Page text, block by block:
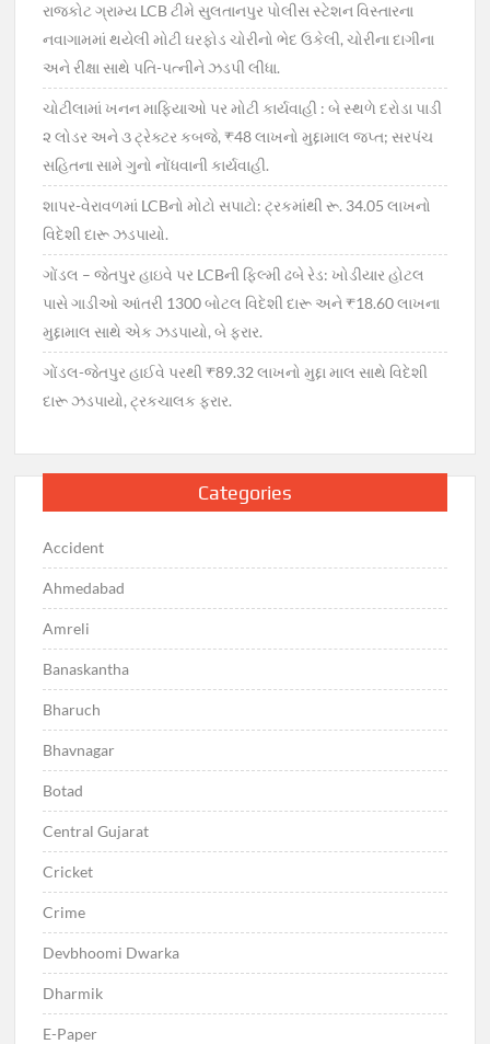
રાજકોટ ગ્રામ્ય LCB ટીમે સુલતાનપુર પોલીસ સ્ટેશન વિસ્તારના
નવાગામમાં થયેલી મોટી ઘરફોડ ચોરીનો ભેદ ઉકેલી, ચોરીના દાગીના
અને રીક્ષા સાથે પતિ-પત્નીને ઝડપી લીધા.
ચોટીલામાં ખનન માફિયાઓ પર મોટી કાર્યવાહી : બે સ્થળે દરોડા પાડી
૨ લોડર અને ૩ ટ્રેક્ટર કબજે, ₹48 લાખનો મુદ્દામાલ જપ્ત; સરપંચ
સહિતના સામે ગુનો નોંધવાની કાર્યવાહી.
શાપર-વેરાવળમાં LCBનો મોટો સપાટો: ટ્રકમાંથી રૂ. 34.05 લાખનો
વિદેશી દારૂ ઝડપાયો.
ગોંડલ – જેતપુર હાઇવે પર LCBની ફિલ્મી ઢબે રેડ: ખોડીયાર હોટલ
પાસે ગાડીઓ આંતરી 1300 બોટલ વિદેશી દારૂ અને ₹18.60 લાખના
મુદ્દામાલ સાથે એક ઝડપાયો, બે ફરાર.
ગોંડલ-જેતપુર હાઈવે પરથી ₹89.32 લાખનો મુદ્દા માલ સાથે વિદેશી
દારૂ ઝડપાયો, ટ્રકચાલક ફરાર.
Categories
Accident
Ahmedabad
Amreli
Banaskantha
Bharuch
Bhavnagar
Botad
Central Gujarat
Cricket
Crime
Devbhoomi Dwarka
Dharmik
E-Paper